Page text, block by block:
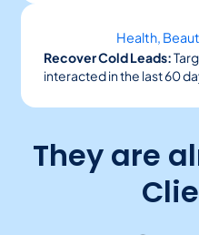
Health,
Recover Cold Leads:
interacted in the last 60
They are